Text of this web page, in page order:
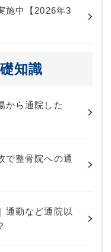
施中【2026年3
知識
から通院した
で整骨院への通
通勤など通院以